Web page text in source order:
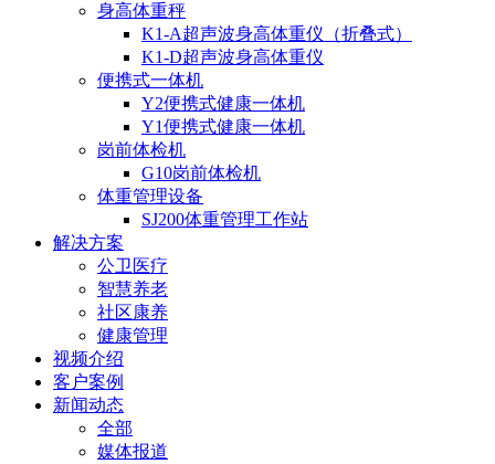
身高体重秤
K1-A超声波身高体重仪（折叠式）
K1-D超声波身高体重仪
便携式一体机
Y2便携式健康一体机
Y1便携式健康一体机
岗前体检机
G10岗前体检机
体重管理设备
SJ200体重管理工作站
解决方案
公卫医疗
智慧养老
社区康养
健康管理
视频介绍
客户案例
新闻动态
全部
媒体报道